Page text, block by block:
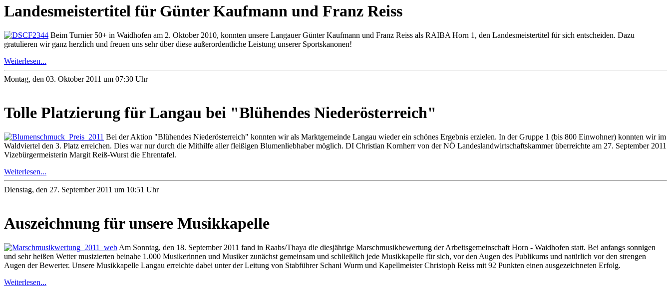
Landesmeistertitel für Günter Kaufmann und Franz Reiss
Beim Turnier 50+ in Waidhofen am 2. Oktober 2010, konnten unsere Langauer Günter Kaufmann und Franz Reiss als RAIBA Horn 1, den Landesmeistertitel für sich entscheiden. Dazu
gratulieren wir ganz herzlich und freuen uns sehr über diese außerordentliche Leistung unserer Sportskanonen!
Weiterlesen...
Montag, den 03. Oktober 2011 um 07:30 Uhr
Tolle Platzierung für Langau bei "Blühendes Niederösterreich"
Bei der Aktion "Blühendes Niederösterreich" konnten wir als Marktgemeinde Langau wieder ein schönes Ergebnis erzielen. In der Gruppe 1 (bis 800 Einwohner) konnten wir im
Waldviertel den 3. Platz erreichen. Dies war nur durch die Mithilfe aller fleißigen Blumenliebhaber möglich. DI Christian Kornherr von der NÖ Landeslandwirtschaftskammer überreichte am 27. September 2011
Vizebürgermeisterin Margit Reiß-Wurst die Ehrentafel.
Weiterlesen...
Dienstag, den 27. September 2011 um 10:51 Uhr
Auszeichnung für unsere Musikkapelle
Am Sonntag, den 18. September 2011 fand in Raabs/Thaya die diesjährige Marschmusikbewertung der Arbeitsgemeinschaft Horn - Waidhofen statt. Bei anfangs sonnigen
und sehr heißen Wetter musizierten beinahe 1.000 Musikerinnen und Musiker zunächst gemeinsam und schließlich jede Musikkapelle für sich, vor den Augen des Publikums und natürlich vor den strengen
Augen der Bewerter. Unsere Musikkapelle Langau erreichte dabei unter der Leitung von Stabführer Schani Wurm und Kapellmeister Christoph Reiss mit 92 Punkten einen ausgezeichneten Erfolg.
Weiterlesen...